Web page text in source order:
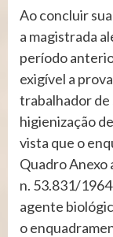
Ao concluir
a magistrada
período
exigível a
trabalhador de
higienização
vista que o
Quadro
n. 53.831/
agente
o